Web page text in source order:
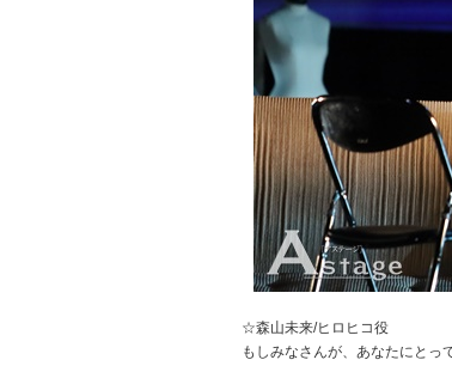
☆森山未来/ヒロヒコ役
もしみなさんが、あなたにとっ